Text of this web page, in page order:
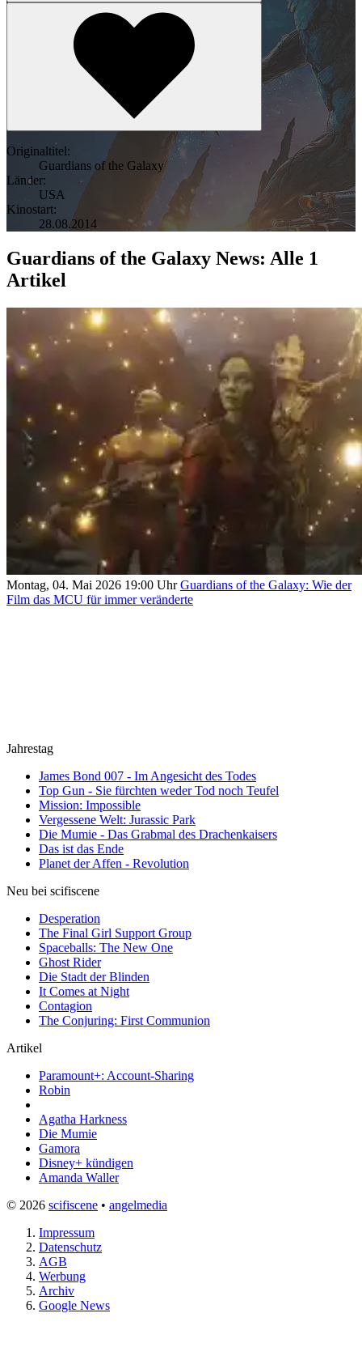
Originaltitel:
Guardians of the Galaxy
Länder:
USA
Kinostart:
28.08.2014
Guardians of the Galaxy News: Alle 1
Artikel
Montag, 04. Mai 2026 19:00 Uhr Guardians of the Galaxy: Wie der
Film das MCU für immer veränderte
Jahrestag
James Bond 007 - Im Angesicht des Todes
Top Gun - Sie fürchten weder Tod noch Teufel
Mission: Impossible
Vergessene Welt: Jurassic Park
Die Mumie - Das Grabmal des Drachenkaisers
Das ist das Ende
Planet der Affen - Revolution
Neu bei scifiscene
Desperation
The Final Girl Support Group
Spaceballs: The New One
Ghost Rider
Die Stadt der Blinden
It Comes at Night
Contagion
The Conjuring: First Communion
Artikel
Paramount+: Account-Sharing
Robin
Agatha Harkness
Die Mumie
Gamora
Disney+ kündigen
Amanda Waller
© 2026 scifiscene • angelmedia
Impressum
Datenschutz
AGB
Werbung
Archiv
Google News